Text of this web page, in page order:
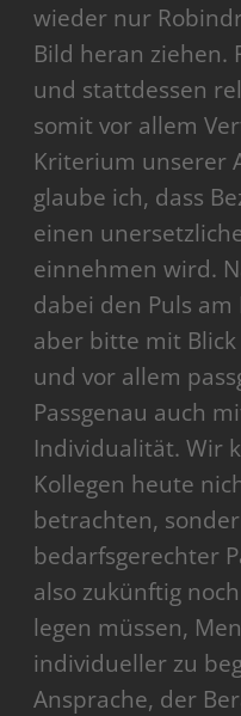
wieder nur
Bild heran ziehen.
und stattdessen
somit vor allem
Kriterium unserer
glaube ich, dass
einen
einnehmen wird.
dabei den Puls
aber bitte mit
und vor allem
Passgenau auch
Individualität. Wir
Kollegen heute
betrachten,
bedarfsgerechter
also zukünftig
legen müssen,
individueller zu
Ansprache, der